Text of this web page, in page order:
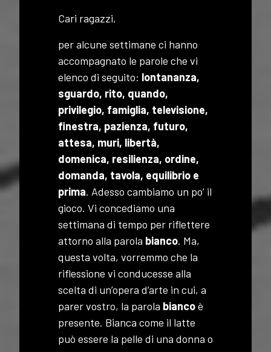
Cari ragazzi,
per alcune settimane ci hanno
accompagnato le parole che vi
elenco di seguito: lontananza,
sguardo, rito, quando,
privilegio, famiglia, televisione,
finestra, pazienza, futuro,
attesa, muri, libertà,
domenica, resilienza, ordine,
domanda, tavola, equilibrio e
prima. Adesso cambiamo un po’ il
gioco. Vi concediamo una
settimana di tempo per riflettere
attorno alla parola bianco. Ma,
questa volta, vorremmo che la
riflessione vi conducesse alla
scelta di un’opera d’arte in cui, a
parer vostro, la parola biancoè
presente. Bianca come il latte
può essere la pelle di una donna o